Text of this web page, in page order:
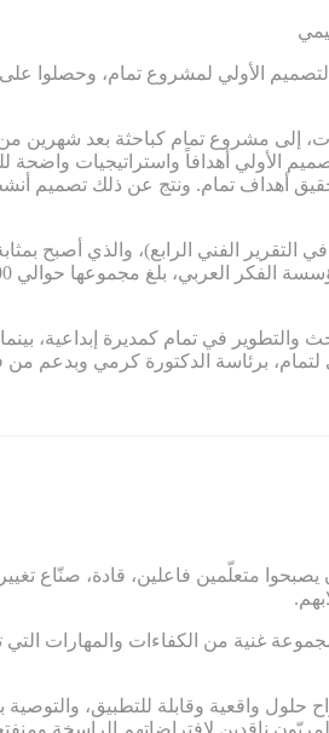
بوضع التصميم الأولي لمشروع تمام،
إلى مشروع تمام كباحثة بعد شهرين
الأولي أهدافاً واستراتيجيات
أهداف تمام. ونتج عن ذلك تصميم
في التقرير الفني الرابع)، والذي
لأنشطة البحث والتطوير في تمام كمديرة
لتمام، برئاسة الدكتورة كرمي
متعلّمين فاعلين، قادة، صنّاع
من الكفاءات والمهارات التي
حلول واقعية وقابلة للتطبيق،
ناقدين لافتراضاتهم الراسخة